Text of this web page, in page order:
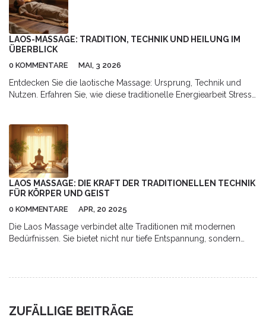
LAOS-MASSAGE: TRADITION, TECHNIK UND HEILUNG IM
ÜBERBLICK
0 KOMMENTARE MAI, 3 2026
Entdecken Sie die laotische Massage: Ursprung, Technik und
Nutzen. Erfahren Sie, wie diese traditionelle Energiearbeit Stress
LAOS MASSAGE: DIE KRAFT DER TRADITIONELLEN TECHNIK
FÜR KÖRPER UND GEIST
0 KOMMENTARE APR, 20 2025
Die Laos Massage verbindet alte Traditionen mit modernen
Bedürfnissen. Sie bietet nicht nur tiefe Entspannung, sondern
herausholst. Praktische Tipps verraten, worauf du bei der
ZUFÄLLIGE BEITRÄGE